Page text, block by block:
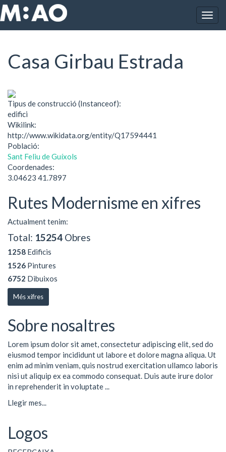
Vés al contingut
Inici Casa Girbau Estrada
Casa Girbau Estrada
Tipus de construcció (Instanceof):
edifici
Wikilink:
http://www.wikidata.org/entity/Q17594441
Població:
Sant Feliu de Guíxols
Coordenades:
3.04623 41.7897
Rutes Modernisme en xifres
Actualment tenim:
Total: 15254 Obres
1258 Edificis
1526 Pintures
6752 Dibuixos
Més xifres
Sobre nosaltres
Lorem ipsum dolor sit amet, consectetur adipiscing elit, sed do
eiusmod tempor incididunt ut labore et dolore magna aliqua. Ut
enim ad minim veniam, quis nostrud exercitation ullamco laboris
nisi ut aliquip ex ea commodo consequat. Duis aute irure dolor
in reprehenderit in voluptate ...
Llegir mes...
Logos